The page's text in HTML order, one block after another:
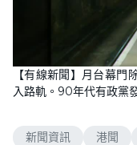
【有線新聞】月台幕
入路軌。90年代有政黨
新聞資訊 港聞